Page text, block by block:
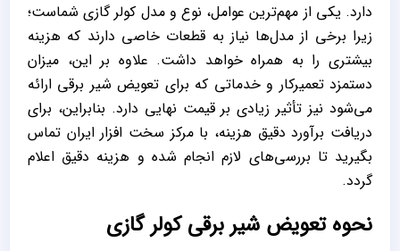
دارد. یکی از مهم‌ترین عوامل، نوع و مدل کولر گازی شماست؛
زیرا برخی از مدل‌ها نیاز به قطعات خاصی دارند که هزینه
بیشتری را به همراه خواهد داشت. علاوه بر این، میزان
دستمزد تعمیرکار و خدماتی که برای تعویض شیر برقی ارائه
می‌شود نیز تأثیر زیادی بر قیمت نهایی دارد. بنابراین، برای
دریافت برآورد دقیق هزینه، با مرکز سخت افزار ایران تماس
بگیرید تا بررسی‌های لازم انجام شده و هزینه دقیق اعلام
گردد.
نحوه تعویض شیر برقی کولر گازی